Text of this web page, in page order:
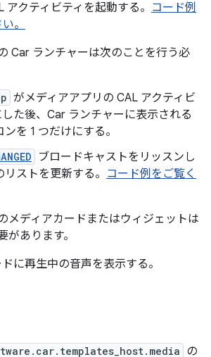
アクティビティを起動する。 コード例
。
Car ランチャーは次のことを行う必
がメディアアプリの CAL アクティビ
た後、Car ランチャーに表示される
を 1 つだけにする。
ブロードキャストをリッスンし
ストを更新する。
コード例をご覧く
メディアカードまたはウィジェットは
あります。
に再生中の音声を表示する。
の